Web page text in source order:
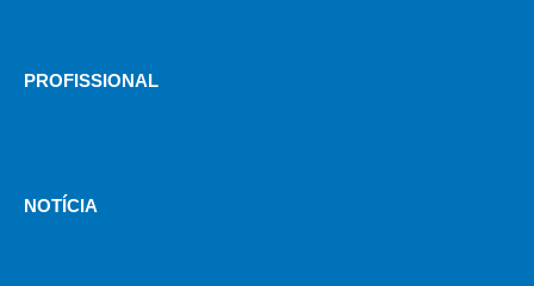
PROFISSIONAL
NOTÍCIA